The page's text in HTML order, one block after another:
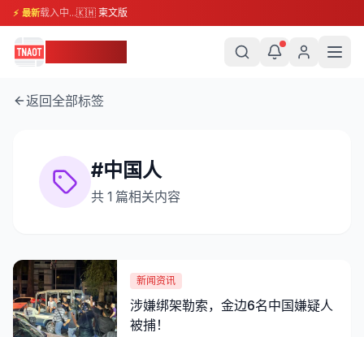
⚡ 最新载入中...🇰🇭 柬文版
返回全部标签
#中国人
共 1 篇相关内容
新闻资讯
涉嫌绑架勒索，金边6名中国嫌疑人
被捕！